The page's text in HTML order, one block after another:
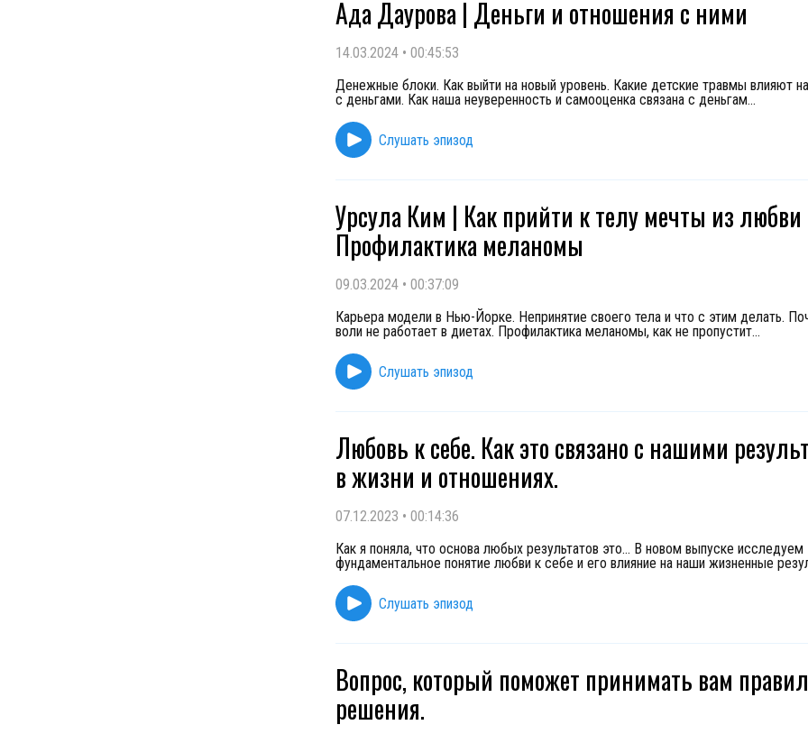
Ада Даурова | Деньги и отношения с ними
14.03.2024 • 00:45:53
Денежные блоки. Как выйти на новый уровень. Какие детские травмы влияют
с деньгами. Как наша неуверенность и самооценка связана с деньгам...
Слушать эпизод
Урсула Ким | Как прийти к телу мечты из любви
Профилактика меланомы
09.03.2024 • 00:37:09
Карьера модели в Нью-Йорке. Непринятие своего тела и что с этим делать.
воли не работает в диетах. Профилактика меланомы, как не пропустит...
Слушать эпизод
Любовь к себе. Как это связано с нашими
в жизни и отношениях.
07.12.2023 • 00:14:36
Как я поняла, что основа любых результатов это… В новом выпуске исследуем
фундаментальное понятие любви к себе и его влияние на наши жизненные
Слушать эпизод
Вопрос, который поможет принимать вам
решения.